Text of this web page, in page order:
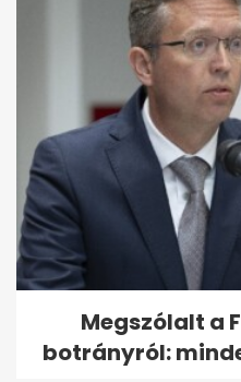
Megszólalt a
botrányról: